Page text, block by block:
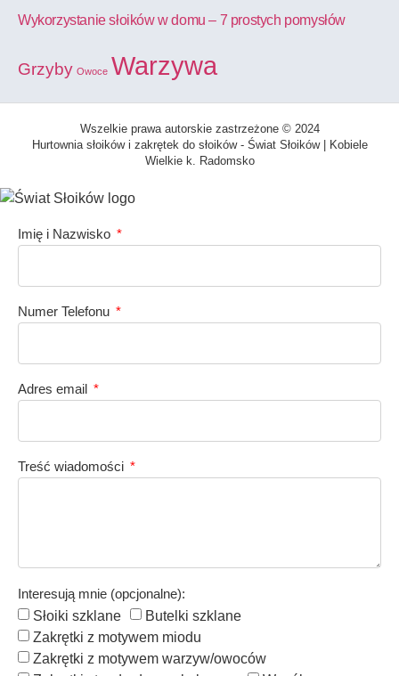
Wykorzystanie słoików w domu – 7 prostych pomysłów
Grzyby Owoce Warzywa
Wszelkie prawa autorskie zastrzeżone © 2024
Hurtownia słoików i zakrętek do słoików - Świat Słoików | Kobiele
Wielkie k. Radomsko
Imię i Nazwisko
Numer Telefonu
Adres email
Treść wiadomości
Interesują mnie (opcjonalne):
Słoiki szklane
Butelki szklane
Zakrętki z motywem miodu
Zakrętki z motywem warzyw/owoców